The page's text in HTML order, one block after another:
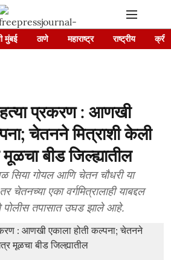
मुंबई ठाणे महाराष्ट्र राष्ट्रीय
प्रकरण : आणखी
चेतनने मित्राशी केली
मूळचा बीड जिल्ह्यातील
सिया गोयल आणि चेतन चौधरी या
चेतनच्या एका वर्गमित्रालाही याबद्दल
पोलीस तपासात उघड झाले आहे.